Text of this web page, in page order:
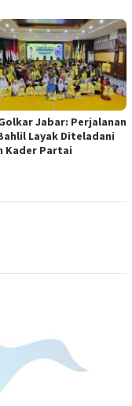
Jabar: Perjalanan
Layak Diteladani
Kader Partai